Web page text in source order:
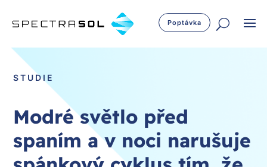
Poptávka
STUDIE
Modré světlo před
spaním a v noci narušuje